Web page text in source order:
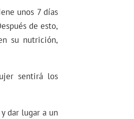
unos 7 días
de esto,
su nutrición,
sentirá los
dar lugar a un